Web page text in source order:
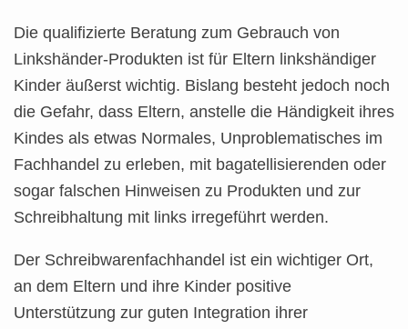
Die qualifizierte Beratung zum Gebrauch von
Linkshänder-Produkten ist für Eltern linkshändiger
Kinder äußerst wichtig. Bislang besteht jedoch noch
die Gefahr, dass Eltern, anstelle die Händigkeit ihres
Kindes als etwas Normales, Unproblematisches im
Fachhandel zu erleben, mit bagatellisierenden oder
sogar falschen Hinweisen zu Produkten und zur
Schreibhaltung mit links irregeführt werden.
Der Schreibwarenfachhandel ist ein wichtiger Ort,
an dem Eltern und ihre Kinder positive
Unterstützung zur guten Integration ihrer